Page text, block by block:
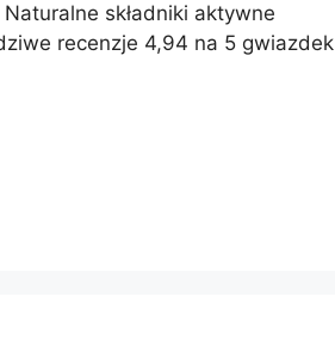
składniki aktywne
recenzje 4,94 na 5 gwiazdek